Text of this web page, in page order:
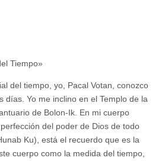
Tiempo»
del tiempo, yo, Pacal Votan, conozco
días. Yo me inclino en el Templo de la
de Bolon-Ik. En mi cuerpo
del poder de Dios de todo
Ku), está el recuerdo que es la
cuerpo como la medida del tiempo,